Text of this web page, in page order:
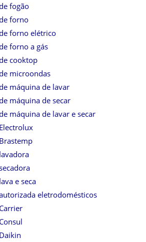
fogão
forno
forno elétrico
forno a gás
cooktop
microondas
máquina de lavar
máquina de secar
máquina de lavar e secar
e seca
eletrodomésticos